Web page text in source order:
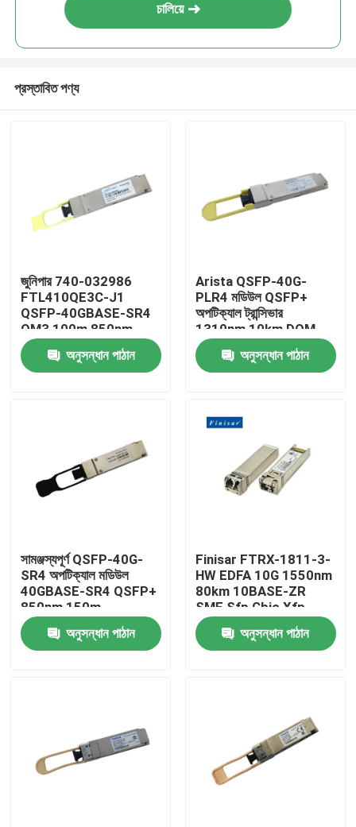
বাড়ি
আমাদের সম্পর্কে
মান নিয়ন্ত্রণ
যোগাযোগ করুন
400G/800G অপটিক্যাল মডিউল
চালিয়ে
প্রস্তাবিত পণ্য
জুনিপার 740-032986
FTL410QE3C-J1
QSFP-40GBASE-SR4
OM3 100m 850nm
Finisar ফাইবার অপটিক
সরঞ্জাম
অনুসন্ধান পাঠান
Arista QSFP-40G-
PLR4 মডিউল QSFP+
অপটিক্যাল ট্রান্সিভার
1310nm 10km DOM
MTP/MPO-12 SMF
অনুসন্ধান পাঠান
সামঞ্জস্যপূর্ণ QSFP-40G-
SR4 অপটিক্যাল মডিউল
40GBASE-SR4 QSFP+
850nm 150m
MTP/MPO ট্রান্সসিভার
অনুসন্ধান পাঠান
Finisar FTRX-1811-3-
HW EDFA 10G 1550nm
80km 10BASE-ZR
SMF Sfp Gbic Xfp
Qsfp
অনুসন্ধান পাঠান